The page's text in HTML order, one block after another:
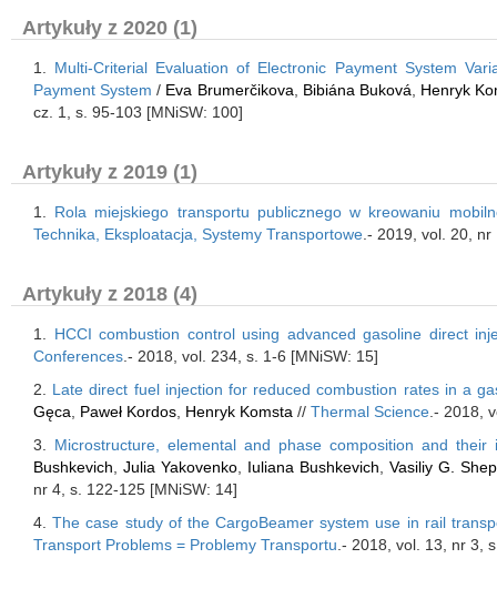
Artykuły z 2020 (1)
1. Multi-Criterial Evaluation of Electronic Payment System
Payment System / Eva Brumerčikova Bibiána Buková
Henryk
cz. 1, s. 95-103 [MNiSW: 100]
Artykuły z 2019 (1)
1. Rola miejskiego transportu publicznego w kreowaniu
Technika, Eksploatacja, Systemy Transportowe .- 2019, vol. 20,
Artykuły z 2018 (4)
1. HCCI combustion control using advanced gasoline direct
Conferences .- 2018, vol. 234, s. 1-6 [MNiSW: 15]
2. Late direct fuel injection for reduced combustion rates in a
Gęca
Paweł Kordos Henryk Komsta // Thermal Science .- 2018,
3. Microstructure, elemental and phase composition and
Bushkevich
Julia Yakovenko, Iuliana Bushkevich
Vasiliy G.
nr 4, s. 122-125 [MNiSW: 14]
4.The case study of the CargoBeamer system use in rail
Transport Problems = Problemy Transportu .- 2018, vol. 13, nr 3,